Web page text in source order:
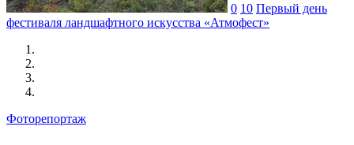
0 10 Первый день
фестиваля ландшафтного искусства «Атмофест»
Фоторепортаж